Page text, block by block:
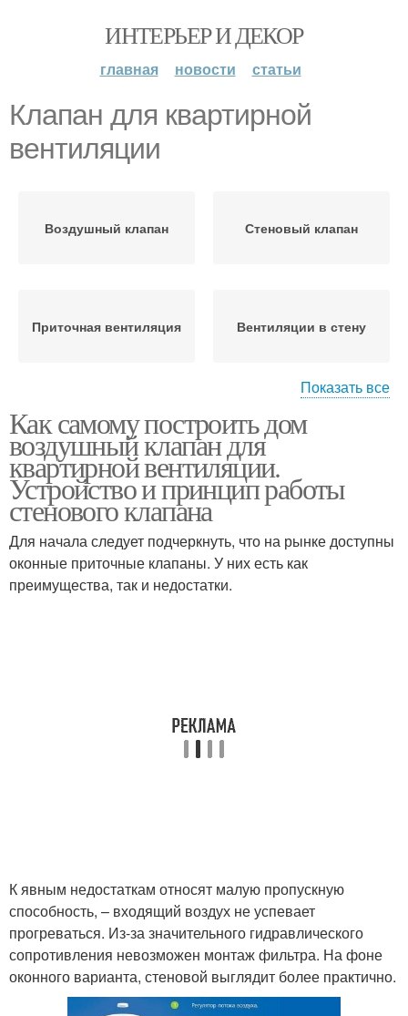
ИНТЕРЬЕР И ДЕКОР
главная новости статьи
Клапан для квартирной
вентиляции
Воздушный клапан Стеновый клапан
Приточная вентиляция Вентиляции в стену
Приточный клапан Клапан в стену
Вентиляция в оконной
раме
помещениях
Показать все
Как самому построить дом
воздушный клапан для
квартирной вентиляции.
Устройство и принцип работы
стенового клапана
Для начала следует подчеркнуть, что на рынке доступны
оконные приточные клапаны. У них есть как
преимущества, так и недостатки.
К явным недостаткам относят малую пропускную
способность, – входящий воздух не успевает
прогреваться. Из-за значительного гидравлического
сопротивления невозможен монтаж фильтра. На фоне
оконного варианта, стеновой выглядит более практично.